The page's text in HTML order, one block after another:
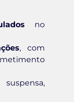
no
, com